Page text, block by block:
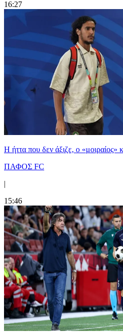
16:27
Η ήττα που δεν άξιζε, ο «μοιραίος»
ΠΑΦΟΣ FC
|
15:46